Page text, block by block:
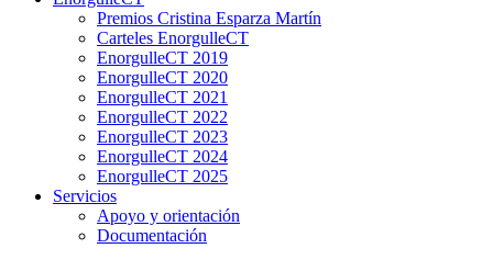
Premios Cristina Esparza Martín
Carteles EnorgulleCT
EnorgulleCT 2019
EnorgulleCT 2020
EnorgulleCT 2021
EnorgulleCT 2022
EnorgulleCT 2023
EnorgulleCT 2024
EnorgulleCT 2025
Servicios
Apoyo y orientación
Documentación